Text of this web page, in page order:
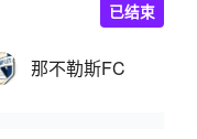
那不勒斯FC
已结束